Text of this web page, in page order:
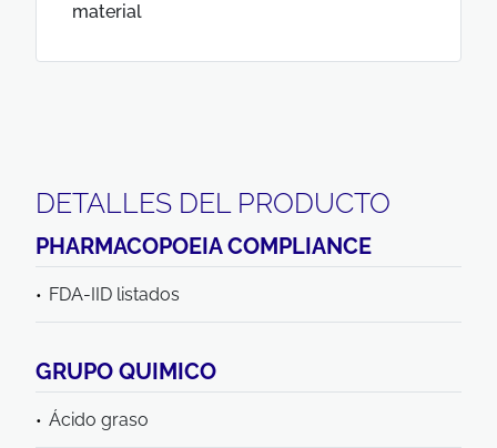
material
DETALLES DEL PRODUCTO
PHARMACOPOEIA COMPLIANCE
FDA-IID listados
GRUPO QUIMICO
Ácido graso